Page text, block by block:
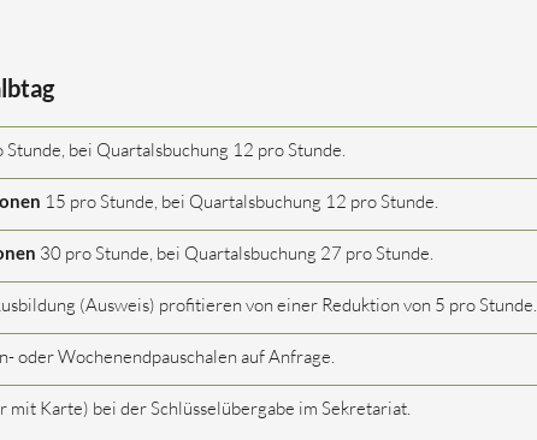
Stunde, bei Quartalsbuchung 12 pro Stunde.
15 pro Stunde, bei Quartalsbuchung 12 pro Stunde.
30 pro Stunde, bei Quartalsbuchung 27 pro Stunde.
(Ausweis) profitieren von einer Reduktion von 5 pro Stunde.
oder Wochenendpauschalen auf Anfrage.
mit Karte) bei der Schlüsselübergabe im Sekretariat.